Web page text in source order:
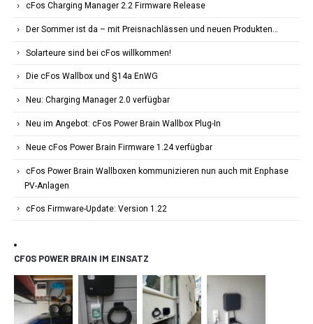
cFos Charging Manager 2.2 Firmware Release
Der Sommer ist da – mit Preisnachlässen und neuen Produkten…
Solarteure sind bei cFos willkommen!
Die cFos Wallbox und §14a EnWG
Neu: Charging Manager 2.0 verfügbar
Neu im Angebot: cFos Power Brain Wallbox Plug-In
Neue cFos Power Brain Firmware 1.24 verfügbar
cFos Power Brain Wallboxen kommunizieren nun auch mit Enphase
PV-Anlagen
cFos Firmware-Update: Version 1.22
CFOS POWER BRAIN IM EINSATZ